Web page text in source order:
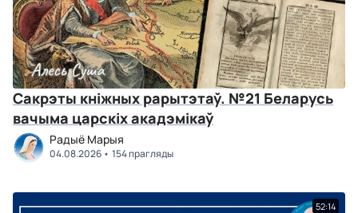
Сакрэты кніжных рарытэтаў. №21 Беларусь
вачыма царскіх акадэмікаў
Радыё Марыя
04.08.2026 154 прагляды
52:14